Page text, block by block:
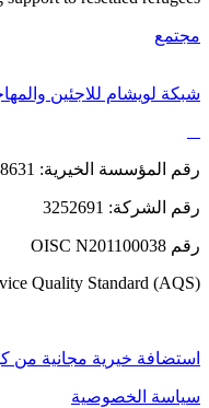
مجتمع
شبكة لويشام للاجئين
رقم المؤسسة الخيرية: 1058631
رقم الشركة: 3252691
رقم OISC N201100038
Quality Standard (AQS)
استضافة خيرية مجانية من
سياسة الخصوصية